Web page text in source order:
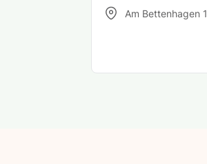
Am Bettenhagen 1